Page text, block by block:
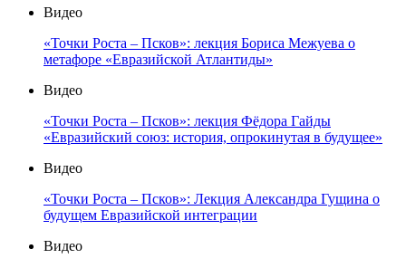
Видео
«Точки Роста – Псков»: лекция Бориса Межуева о
метафоре «Евразийской Атлантиды»
Видео
«Точки Роста – Псков»: лекция Фёдора Гайды
«Евразийский союз: история, опрокинутая в будущее»
Видео
«Точки Роста – Псков»: Лекция Александра Гущина о
будущем Евразийской интеграции
Видео